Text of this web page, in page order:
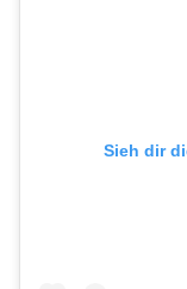
Sieh dir